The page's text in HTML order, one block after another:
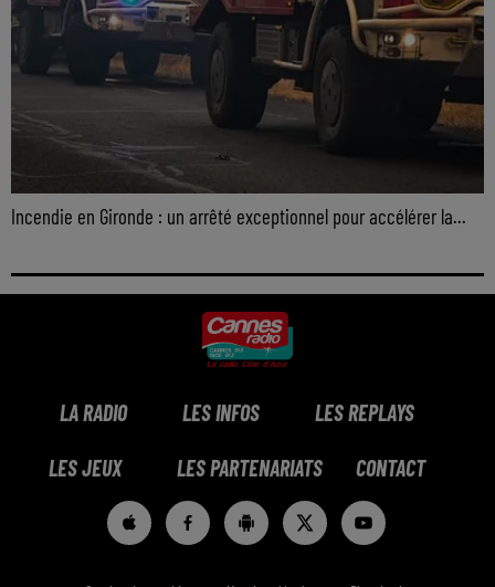
Incendie en Gironde : un arrêté exceptionnel pour accélérer la...
LA RADIO LES INFOS LES REPLAYS
LES JEUX LES PARTENARIATS CONTACT